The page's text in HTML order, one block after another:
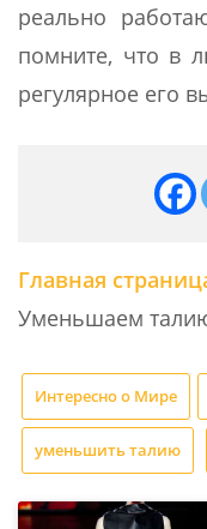
реально
помните, что в
регулярное его
Главная
Уменьшаем
Интересно о Мире
уменьшить талию